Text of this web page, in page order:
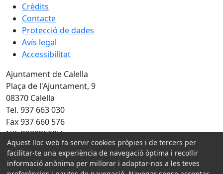
Crèdits
Contacte
Protecció de dades
Avís legal
Accessibilitat
Ajuntament de Calella
Plaça de l'Ajuntament, 9
08370 Calella
Tel. 937 663 030
Fax 937 660 576
NIF P0803500H
Amb la col·laboració de:
Aquest lloc web fa servir cookies pròpies i de tercers per
facilitar-te una experiència de navegació òptima i recollir
informació anònima per millorar i adaptar-nos a les teves